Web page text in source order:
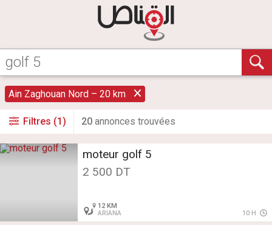
Ain Zaghouan Nord – 20 km
Filtres (1) 20 annonces trouvées
moteur golf 5
2 500 DT
12 KM
ARIANA
10 H